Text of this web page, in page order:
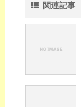
関連記事